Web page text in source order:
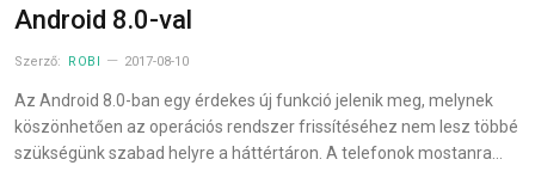
Android 8.0-val
Szerző: ROBI 2017-08-10
Az Android 8.0-ban egy érdekes új funkció jelenik meg, melynek
köszönhetően az operációs rendszer frissítéséhez nem lesz többé
szükségünk szabad helyre a háttértáron. A telefonok mostanra…